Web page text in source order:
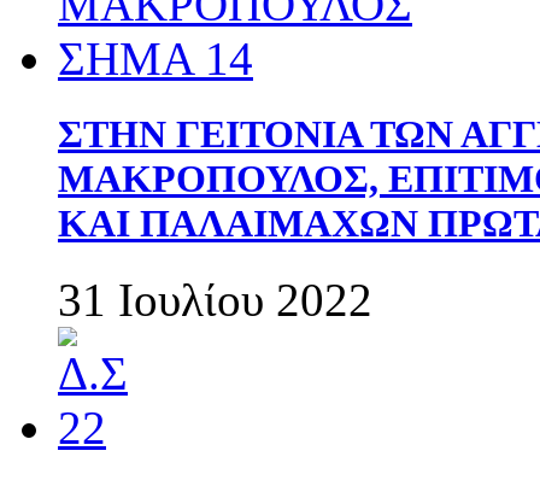
ΣΤΗΝ ΓΕΙΤΟΝΙΑ ΤΩΝ
ΜΑΚΡΟΠΟΥΛΟΣ,
ΚΑΙ ΠΑΛΑΙΜΑΧΩΝ
31 Ιουλίου 2022